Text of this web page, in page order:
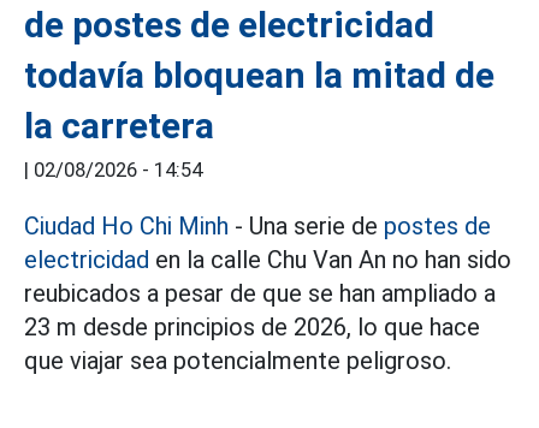
de postes de electricidad
todavía bloquean la mitad de
la carretera
| 02/08/2026 - 14:54
Ciudad Ho Chi Minh - Una serie de postes de
electricidad en la calle Chu Van An no han sido
reubicados a pesar de que se han ampliado a
23 m desde principios de 2026, lo que hace
que viajar sea potencialmente peligroso.